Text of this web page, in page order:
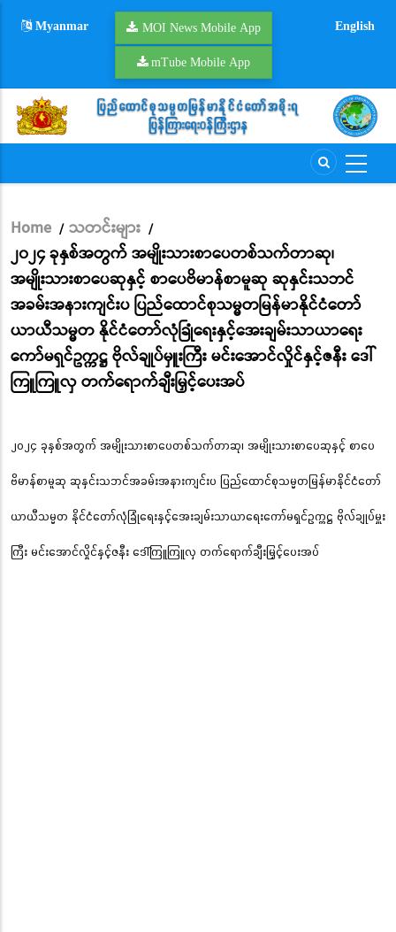
Myanmar MOI News Mobile App
mTube Mobile App
English
Breadcrumb
Home / သတင်းများ /
၂၀၂၄ ခုနှစ်အတွက် အမျိုးသားစာပေတစ်သက်တာဆု၊
အမျိုးသားစာပေဆုနှင့် စာပေဗိမာန်စာမူဆု ဆုနှင်းသဘင်
အခမ်းအနားကျင်းပ ပြည်ထောင်စုသမ္မတမြန်မာနိုင်ငံတော်
ယာယီသမ္မတ နိုင်ငံတော်လုံခြုံရေးနှင့်အေးချမ်းသာယာရေး
ကော်မရှင်ဥက္ကဋ္ဌ ဗိုလ်ချုပ်မှူးကြီး မင်းအောင်လှိုင်နှင့်ဇနီး ဒေါ်
ကြူကြူလှ တက်ရောက်ချီးမြှင့်ပေးအပ်
၂၀၂၄ ခုနှစ်အတွက် အမျိုးသားစာပေတစ်သက်တာဆု၊ အမျိုးသားစာပေဆုနှင့် စာပေ
ဗိမာန်စာမူဆု ဆုနှင်းသဘင်အခမ်းအနားကျင်းပ ပြည်ထောင်စုသမ္မတမြန်မာနိုင်ငံတော်
ယာယီသမ္မတ နိုင်ငံတော်လုံခြုံရေးနှင့်အေးချမ်းသာယာရေးကော်မရှင်ဥက္ကဋ္ဌ ဗိုလ်ချုပ်မှူး
ကြီး မင်းအောင်လှိုင်နှင့်ဇနီး ဒေါ်ကြူကြူလှ တက်ရောက်ချီးမြှင့်ပေးအပ်